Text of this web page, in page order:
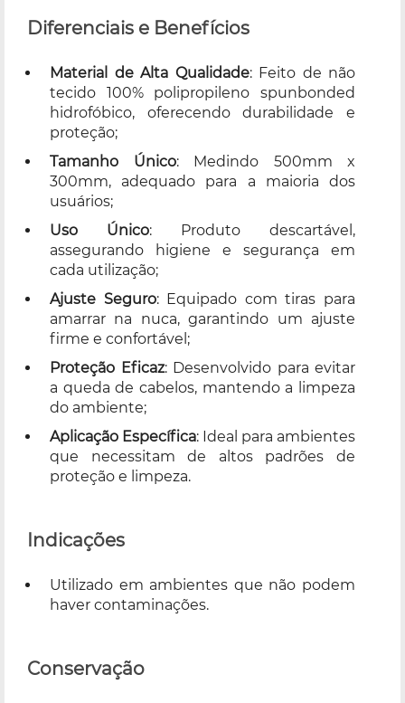
Diferenciais e Benefícios
Material de Alta Qualidade: Feito de não
tecido 100% polipropileno spunbonded
hidrofóbico, oferecendo durabilidade e
proteção;
Tamanho Único: Medindo 500mm x
300mm, adequado para a maioria dos
usuários;
Uso Único: Produto descartável,
assegurando higiene e segurança em
cada utilização;
Ajuste Seguro: Equipado com tiras para
amarrar na nuca, garantindo um ajuste
firme e confortável;
Proteção Eficaz: Desenvolvido para evitar
a queda de cabelos, mantendo a limpeza
do ambiente;
Aplicação Específica: Ideal para ambientes
que necessitam de altos padrões de
proteção e limpeza.
Indicações
Utilizado em ambientes que não podem
haver contaminações.
Conservação